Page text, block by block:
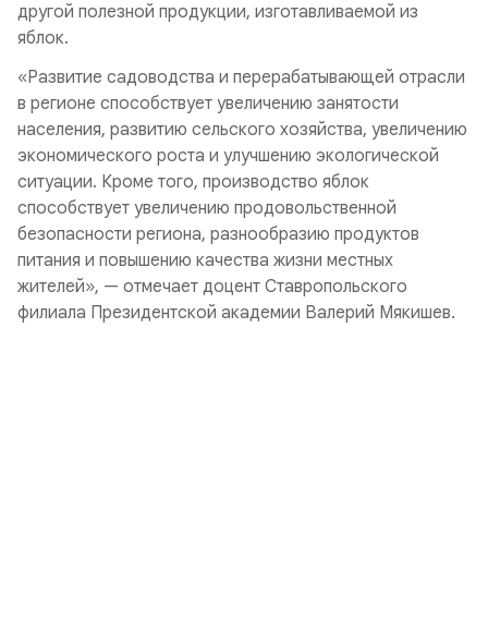
другой полезной продукции, изготавливаемой из
яблок.
«Развитие садоводства и перерабатывающей отрасли
в регионе способствует увеличению занятости
населения, развитию сельского хозяйства, увеличению
экономического роста и улучшению экологической
ситуации. Кроме того, производство яблок
способствует увеличению продовольственной
безопасности региона, разнообразию продуктов
питания и повышению качества жизни местных
жителей», — отмечает доцент Ставропольского
филиала Президентской академии Валерий Мякишев.